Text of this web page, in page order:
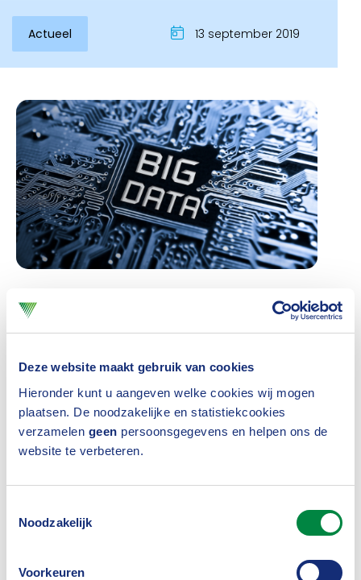
Deze website maakt gebruik van cookies
Hieronder kunt u aangeven welke cookies wij mogen
plaatsen. De noodzakelijke en statistiekcookies
verzamelen geen persoonsgegevens en helpen ons de
website te verbeteren.
Noodzakelijk
Voorkeuren
Inloggen
Actueel 13 september 2019
Het Verbond is benieuwd waar de kritische houding
gebaseerd (paragraaf 3.2.2). Andere risico’s zijn
volgens IAIS de ondoorzichtigheid en complexiteit
van de gebruikte algoritmes, de toegankelijkheid tot
en betaalbaarheid van de producten
Solidariteitsmonitor door het IAIS en de diverse